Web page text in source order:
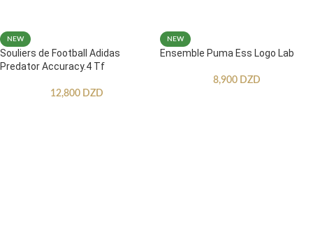
NEW
Souliers de Football Adidas
Predator Accuracy.4 Tf
12,800 DZD
NEW
Ensemble Puma Ess Logo Lab
8,900 DZD